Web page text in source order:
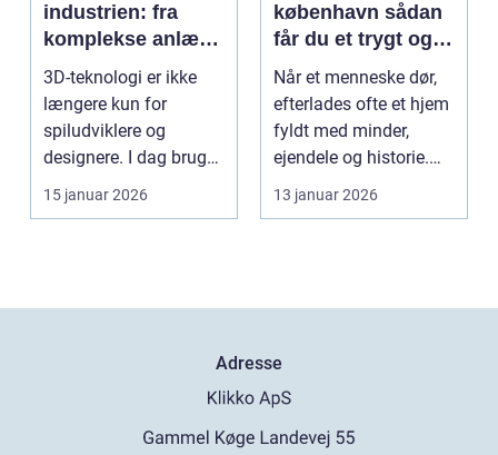
industrien: fra
komplekse anlæg
til præcise
beslutninger
3D-teknologi er ikke
længere kun for
spiludviklere og
designere. I dag bruger
en lang række
virksomh...
15 januar 2026
københavn sådan
får du et trygt og
professionelt
forløb
Når et menneske dør,
efterlades ofte et hjem
fyldt med minder,
ejendele og historie.
For mange pårør...
13 januar 2026
Adresse